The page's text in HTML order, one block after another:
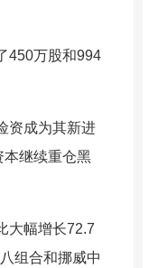
450万股和994
资成为其新进
本继续重仓黑
大幅增长72.7
组合和挪威中